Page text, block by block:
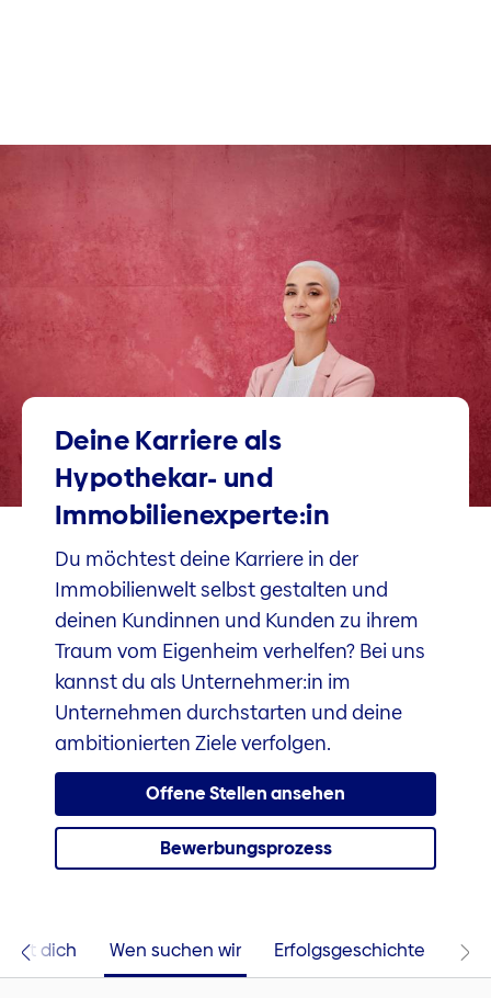
Deine Karriere als
Hypothekar- und
Immobilienexperte:in
Du möchtest deine Karriere in der
Immobilienwelt selbst gestalten und
deinen Kundinnen und Kunden zu ihrem
Traum vom Eigenheim verhelfen? Bei uns
kannst du als Unternehmer:in im
Unternehmen durchstarten und deine
ambitionierten Ziele verfolgen.
Offene Stellen ansehen
Bewerbungsprozess
dich Wen suchen wir Erfolgsgeschichte